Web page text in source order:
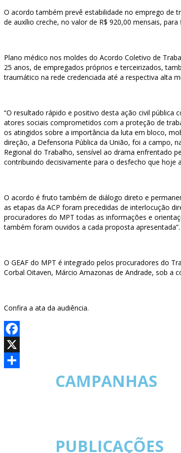
O acordo também prevê estabilidade no emprego de
de auxílio creche, no valor de R$ 920,00 mensais,
Plano médico nos moldes do Acordo Coletivo de
25 anos, de empregados próprios e terceirizados,
traumático na rede credenciada até a respectiva alta
“O resultado rápido e positivo desta ação civil
atores sociais comprometidos com a proteção de
os atingidos sobre a importância da luta em bloco,
direção, a Defensoria Pública da União, foi a campo,
Regional do Trabalho, sensível ao drama enfrentado
contribuindo decisivamente para o desfecho que hoje
O acordo é fruto também de diálogo direto e
as etapas da ACP foram precedidas de interlocução
procuradores do MPT todas as informações e
também foram ouvidos a cada proposta apresentada”.
O GEAF do MPT é integrado pelos procuradores do
Corbal Oitaven, Márcio Amazonas de Andrade, sob a
Confira a ata da audiência.
Facebook
X
CAMPANHAS
PUBLICAÇÕES